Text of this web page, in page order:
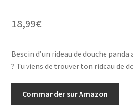
18,99€
Besoin d’un rideau de douche panda
? Tu viens de trouver ton rideau de
Commander sur Amazon